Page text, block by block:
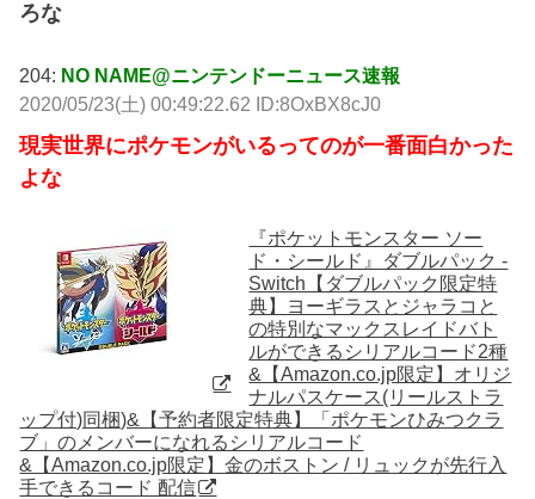
ろな
204: NO NAME@ニンテンドーニュース速報
2020/05/23(土) 00:49:22.62 ID:8OxBX8cJ0
現実世界にポケモンがいるってのが一番面白かった
よな
『ポケットモンスター ソー
ド・シールド』ダブルパック -
Switch【ダブルパック限定特
典】ヨーギラスとジャラコと
の特別なマックスレイドバト
ルができるシリアルコード2種
&【Amazon.co.jp限定】オリジ
ナルパスケース(リールストラ
ップ付)同梱)&【予約者限定特典】「ポケモンひみつクラ
ブ」のメンバーになれるシリアルコード
&【Amazon.co.jp限定】金のボストン / リュックが先行入
手できるコード 配信